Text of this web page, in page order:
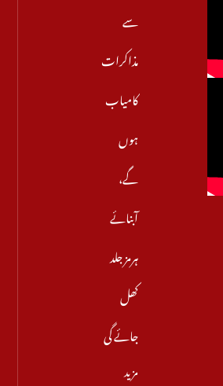
سے
مذاکرات
کامیاب
ہوں
گے،
آبنائے
ہرمز جلد
کھل
جائے گی
مزید